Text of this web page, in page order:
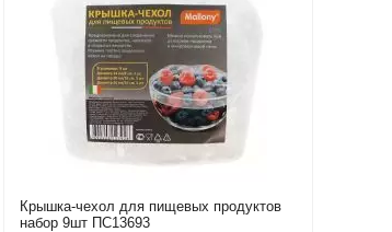
Крышка-чехол для пищевых продуктов
набор 9шт ПС13693